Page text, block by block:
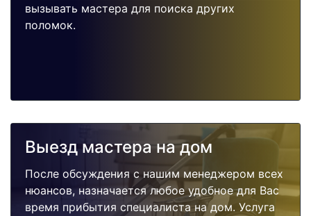
вызывать мастера для поиска других
поломок.
Выезд мастера на дом
После обсуждения с нашим менеджером всех
нюансов, назначается любое удобное для Вас
время прибытия специалиста на дом. Услуга